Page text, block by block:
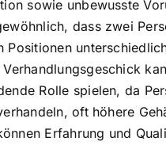
sowie unbewusste
dass zwei
Positionen
Rolle spielen, da
oft höhere
Erfahrung und